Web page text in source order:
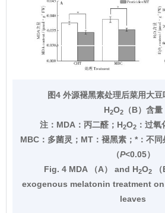
图4 外源褪黑素处理后菜用大
H2O2（B）含量
注： MDA：丙二醛；H2O2 ：过
MBC：多菌灵；MT：褪黑素；*：不
（P<0.05）
Fig. 4 MDA （A） and H2O2（
exogenous melatonin treatment
leaves